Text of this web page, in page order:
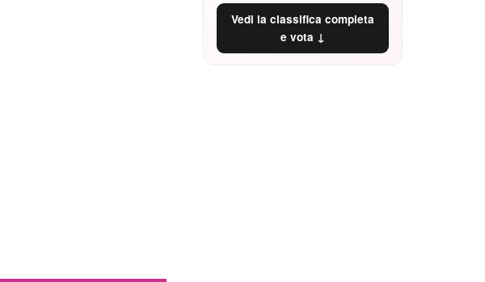
Vedi la classifica completa
e vota ↓